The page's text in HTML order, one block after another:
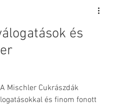
és
Mischler Cukrászdák
és finom fonott